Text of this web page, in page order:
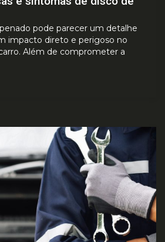
pode parecer um detalhe
impacto direto e perigoso no
Além de comprometer a